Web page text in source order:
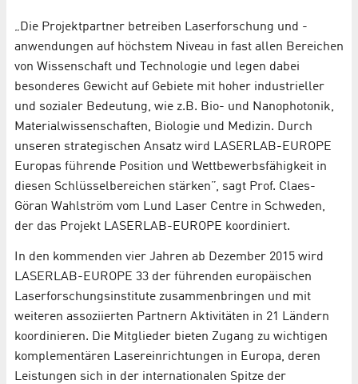
„Die Projektpartner betreiben Laserforschung und -
anwendungen auf höchstem Niveau in fast allen Bereichen
von Wissenschaft und Technologie und legen dabei
besonderes Gewicht auf Gebiete mit hoher industrieller
und sozialer Bedeutung, wie z.B. Bio- und Nanophotonik,
Materialwissenschaften, Biologie und Medizin. Durch
unseren strategischen Ansatz wird LASERLAB-EUROPE
Europas führende Position und Wettbewerbsfähigkeit in
diesen Schlüsselbereichen stärken”, sagt Prof. Claes-
Göran Wahlström vom Lund Laser Centre in Schweden,
der das Projekt LASERLAB-EUROPE koordiniert.
In den kommenden vier Jahren ab Dezember 2015 wird
LASERLAB-EUROPE 33 der führenden europäischen
Laserforschungsinstitute zusammenbringen und mit
weiteren assoziierten Partnern Aktivitäten in 21 Ländern
koordinieren. Die Mitglieder bieten Zugang zu wichtigen
komplementären Lasereinrichtungen in Europa, deren
Leistungen sich in der internationalen Spitze der